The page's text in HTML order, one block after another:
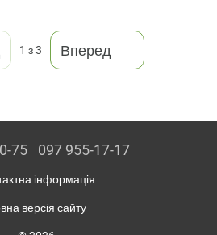
1 з 3 Вперед
75 097 955-17-17
інформація
версія сайту